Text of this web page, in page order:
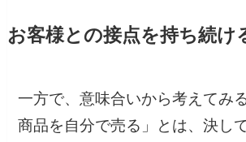
お客様との接点を持ち続け
一方で、意味合いから考えてみ
商品を自分で売る」とは、決し